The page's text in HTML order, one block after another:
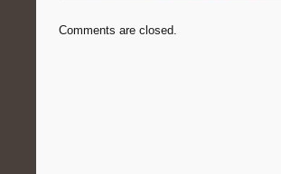
Comments are closed.